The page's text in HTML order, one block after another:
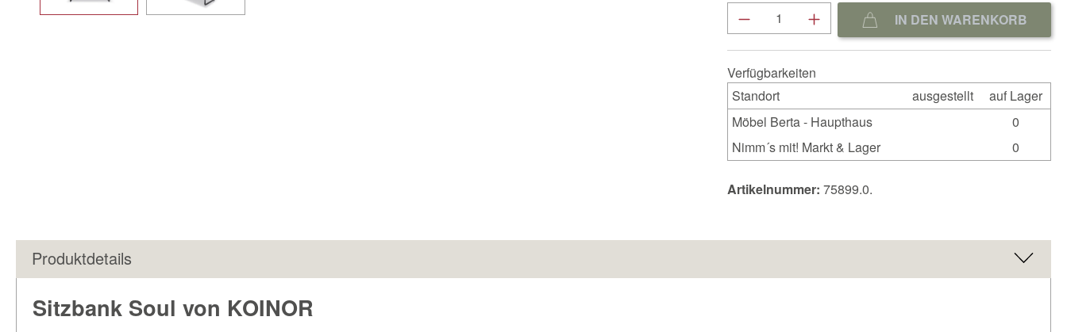
Produkt Anzahl: Gib denIN DEN WARENKORB
Verfügbarkeiten
Standort
ausgestellt
auf Lager
Möbel Berta - Haupthaus
0
Nimm´s mit! Markt & Lager
0
Artikelnummer: 75899.0.
Produktdetails
Sitzbank Soul von KOINOR